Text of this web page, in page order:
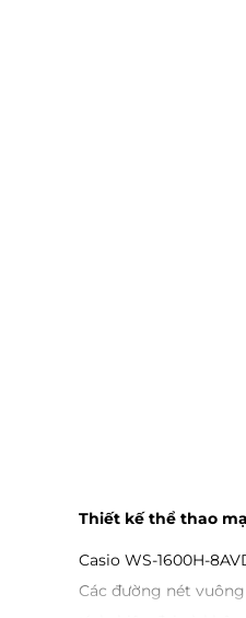
Thiết kế thể thao
Casio WS-1600H-
Các đường nét